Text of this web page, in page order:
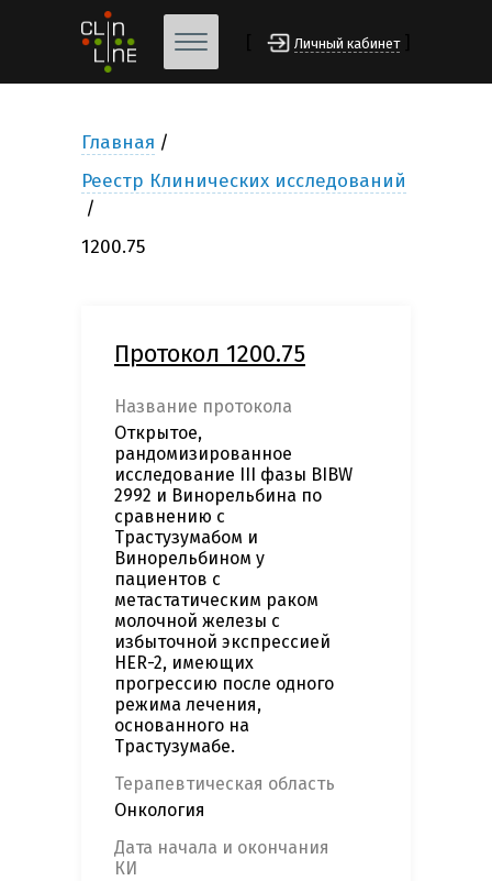
Личный кабинет
Главная
Реестр Клинических исследований
1200.75
Протокол 1200.75
Название протокола
Открытое,
рандомизированное
исследование III фазы BIBW
2992 и Винорельбина по
сравнению с
Трастузумабом и
Винорельбином у
пациентов с
метастатическим раком
молочной железы с
избыточной экспрессией
HER-2, имеющих
прогрессию после одного
режима лечения,
основанного на
Трастузумабе.
Терапевтическая область
Онкология
Дата начала и окончания
КИ